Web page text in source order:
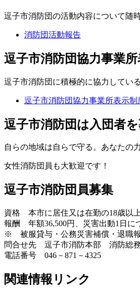
逗子市消防団の活動内容について随
消防団活動報告
逗子市消防団協力事業
逗子市消防団に積極的に協力してい
逗子市消防団協力事業所表示制
逗子市消防団は入団者
自らの地域は自らで守る。あなたの
女性消防団員も大歓迎です！
逗子市消防団員募集
資格 本市に居住又は在勤の18歳以
報酬 年額36,500円、災害出動1日に
※ 被服貸与・公務災害補償・退職
問合せ先 逗子市消防本部 消防総
電話番号 046－871－4325
関連情報リンク